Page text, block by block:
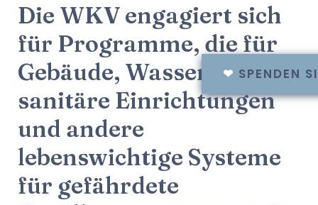
Die WKV engagiert sich
für Programme, die für
Gebäude, Wasser,
sanitäre Einrichtungen
und andere
lebenswichtige Systeme
für gefährdete
❤ SPENDEN